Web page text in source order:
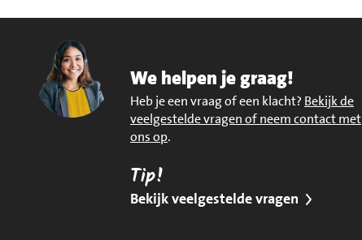
We helpen je graag!
Heb je een vraag of een klacht? Bekijk de
veelgestelde vragen of neem contact met
ons op.
Tip!
Bekijk veelgestelde vragen